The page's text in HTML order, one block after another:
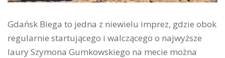
Gdańsk Biega to jedna z niewielu imprez, gdzie obok
regularnie startującego i walczącego o najwyższe
laury Szymona Gumkowskiego na mecie można